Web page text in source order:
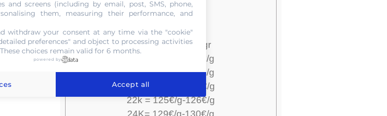
8k = 49€/g-50€/g
9k = 54€/g-56€/g
14k = 82€/g-83€/gr
18k = 109€/g-110€/g
20k = 118€/g-119€/g
21k = 122€/g-123€/g
22k = 125€/g-126€/g
24K= 129€/g-130€/g
and screens (including by email, post, SMS, phone,
them, measuring their performance, and
withdraw your consent at any time via the "cookie"
preferences" and object to processing activities
choices remain valid for 6 months.
powered by
Accept all